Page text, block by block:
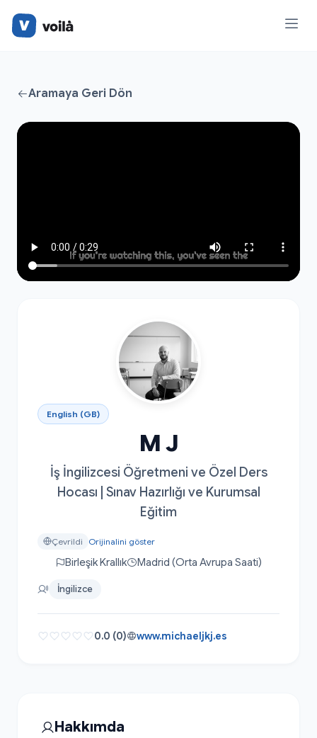
Aramaya Geri Dön
English (GB)
M J
İş İngilizcesi Öğretmeni ve Özel Ders
Hocası | Sınav Hazırlığı ve Kurumsal
Eğitim
Çevrildi Orijinalini göster
Birleşik Krallık Madrid (Orta Avrupa Saati)
İngilizce
0.0 (0) www.michaeljkj.es
Hakkımda